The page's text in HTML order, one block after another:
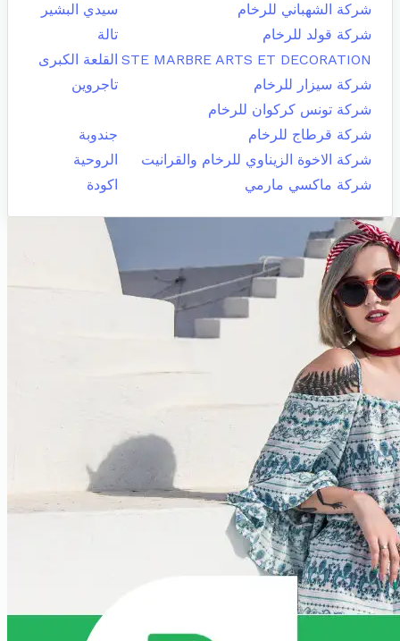
شركة الشهباني للرخام
سيدي البشير
شركة قولد للرخام
تالة
STE MARBRE ARTS ET DECORATION القلعة الكبرى
شركة سيزار للرخام
تاجروين
شركة تونس كركوان للرخام
شركة قرطاج للرخام
جندوبة
شركة الاخوة الزيناوي للرخام والقرانيت
الروحية
شركة ماكسي مارمي
اكودة